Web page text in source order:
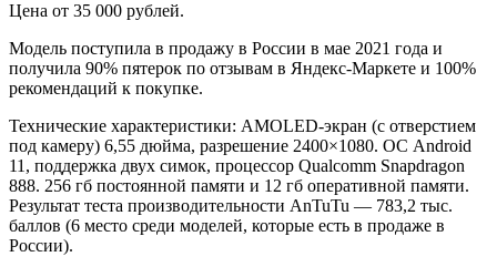
Цена от 35 000 рублей.
Модель поступила в продажу в России в мае 2021 года и
получила 90% пятерок по отзывам в Яндекс-Маркете и 100%
рекомендаций к покупке.
Технические характеристики: AMOLED-экран (с отверстием
под камеру) 6,55 дюйма, разрешение 2400×1080. ОС Android
11, поддержка двух симок, процессор Qualcomm Snapdragon
888. 256 гб постоянной памяти и 12 гб оперативной памяти.
Результат теста производительности AnTuTu — 783,2 тыс.
баллов (6 место среди моделей, которые есть в продаже в
России).